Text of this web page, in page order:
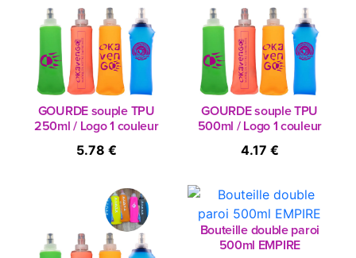
GOURDE souple TPU
250ml / Logo 1 couleur
5.78 €
GOURDE souple TPU
500ml / Logo 1 couleur
4.17 €
Bouteille double paroi
500ml EMPIRE